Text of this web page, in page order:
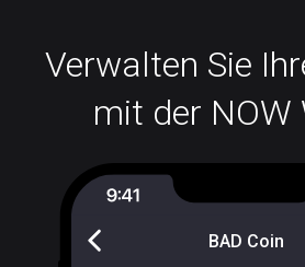
Verwalten Sie
mit der NOW
BAD Coin